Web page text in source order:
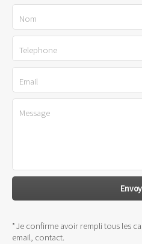
*Je confirme avoir rempli tous les
email, contact.